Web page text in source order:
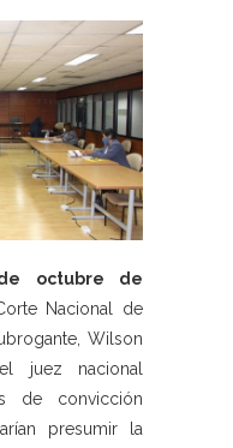
octubre de
Nacional de
Wilson
juez nacional
de convicción
presumir la